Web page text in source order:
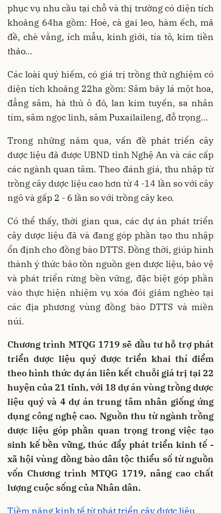
phục vụ nhu cầu tại chỗ và thị trường có diện tích
khoảng 64ha gồm: Hoè, cà gai leo, hàm ếch, mã
đề, chè vằng, ích mẫu, kinh giới, tía tô, kim tiền
thảo…
Các loài quý hiếm, có giá trị trồng thử nghiệm có
diện tích khoảng 22ha gồm: Sâm bảy lá một hoa,
đẳng sâm, hà thủ ô đỏ, lan kim tuyến, sa nhân
tím, sâm ngọc linh, sâm Puxailaileng, đỗ trọng…
Trong những năm qua, vấn đề phát triển cây
dược liệu đã được UBND tỉnh Nghệ An và các cấp
các ngành quan tâm. Theo đánh giá, thu nhập từ
trồng cây dược liệu cao hơn từ 4 -14 lần so với cây
ngô và gấp 2 - 6 lần so với trồng cây keo.
Có thể thấy, thời gian qua, các dự án phát triển
cây dược liệu đã và đang góp phần tạo thu nhập
ổn định cho đồng bào DTTS. Đồng thời, giúp hình
thành ý thức bảo tồn nguồn gen dược liệu, bảo vệ
và phát triển rừng bền vững, đặc biệt góp phần
vào thực hiện nhiệm vụ xóa đói giảm nghèo tại
các địa phương vùng đồng bào DTTS và miền
núi.
Chương trình MTQG 1719 sẽ đầu tư hỗ trợ phát
triển dược liệu quý được triển khai thí điểm
theo hình thức dự án liên kết chuỗi giá trị tại 22
huyện của 21 tỉnh, với 18 dự án vùng trồng dược
liệu quý và 4 dự án trung tâm nhân giống ứng
dụng công nghệ cao. Nguồn thu từ ngành trồng
dược liệu góp phần quan trọng trong việc tạo
sinh kế bền vững, thúc đẩy phát triển kinh tế -
xã hội vùng đồng bào dân tộc thiểu số từ nguồn
vốn Chương trình MTQG 1719, nâng cao chất
lượng cuộc sống của Nhân dân.
Tiềm năng kinh tế từ phát triển cây dược liệu